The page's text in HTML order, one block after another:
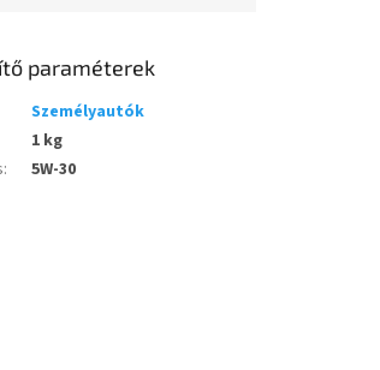
paraméterek
Személyautók
1 kg
: 5W-30